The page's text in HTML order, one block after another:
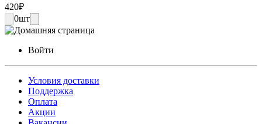
420₽
0шт
Войти
Условия доставки
Поддержка
Оплата
Акции